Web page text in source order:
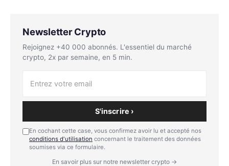
Newsletter Crypto
Rejoignez +40 000 abonnés. L'essentiel du marché
crypto, 2x par semaine, en 5 min.
S'inscrire ›
En cochant cette case, vous confirmez avoir lu et accepté nos
conditions d'utilisation concernant le traitement des données
soumises via ce formulaire.
En savoir plus sur notre newsletter crypto →